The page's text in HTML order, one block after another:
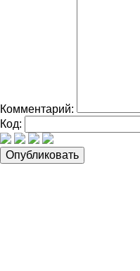
Комментарий:
Код: